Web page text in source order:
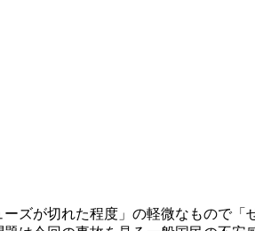
ズが切れた程度」の軽微なもので